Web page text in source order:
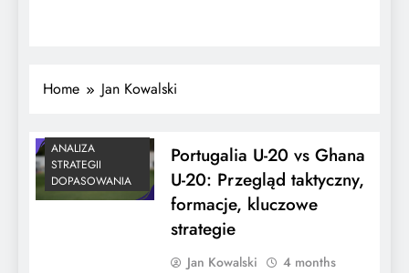
Home Jan Kowalski
ANALIZA
STRATEGII
DOPASOWANIA
Portugalia U-20 vs Ghana
U-20: Przegląd taktyczny,
formacje, kluczowe
strategie
Jan Kowalski
4 months